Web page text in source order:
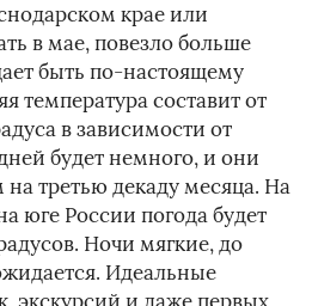
крае или
в мае, повезло больше
быть по-настоящему
температура составит от
в зависимости от
будет немного, и они
третью декаду месяца. На
юге России погода будет
Ночи мягкие, до
Идеальные